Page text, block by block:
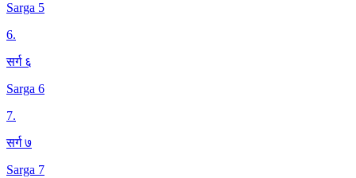
Sarga 5
6.
सर्ग ६
Sarga 6
7.
सर्ग ७
Sarga 7